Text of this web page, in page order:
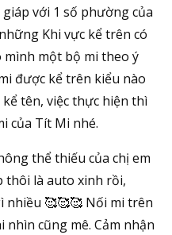
với 1 số phường của
Khi vực kể trên có
một bộ mi theo ý
được kể trên kiểu nào
tên, việc thực hiện thì
của Tít Mi nhé.
thể thiếu của chị em
thôi là auto xinh rồi,
nhiều 🥰🥰🥰 Nối mi trên
nhìn cũng mê. Cảm nhận